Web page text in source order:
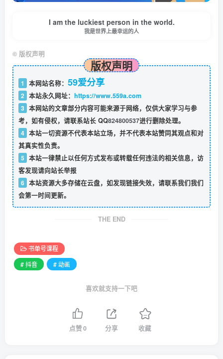
I am the luckiest person in the world.
我是世界上最幸运的人
© 版权声明
版权声明
1 本网站名称： 59爱分享
2 本站永久网址： https://www.559a.com
3 本网站的文章部分内容可能来源于网络，仅供大家学习与参
考，如有侵权，请联系站长 QQ824800537进行删除处理。
4 本站一切资源不代表本站立场，并不代表本站赞同其观点和对
其真实性负责。
5 本站一律禁止以任何方式发布或转载任何违法的相关信息，访
客发现请向站长举报
6 本站资源大多存储在云盘，如发现链接失效，请联系我们我们
会第一时间更新。
THE END
书单号课程
# 抖音
# 动画
喜欢就支持一下吧
点赞0 分享 收藏